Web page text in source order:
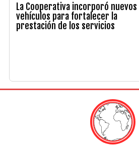
La Cooperativa incorporó nuevos
vehículos para fortalecer la
prestación de los servicios